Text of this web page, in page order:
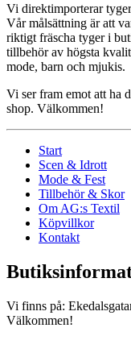
Vi direktimporterar
Vår målsättning är att
riktigt fräscha tyger i
tillbehör av högsta
mode, barn och mjukis.
Vi ser fram emot att ha
shop. Välkommen!
Start
Scen & Idrott
Mode & Fest
Tillbehör & Skor
Om AG:s Textil
Köpvillkor
Kontakt
Vi finns på:
Välkommen!